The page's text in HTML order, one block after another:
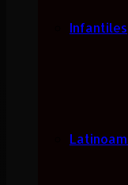
Infantiles